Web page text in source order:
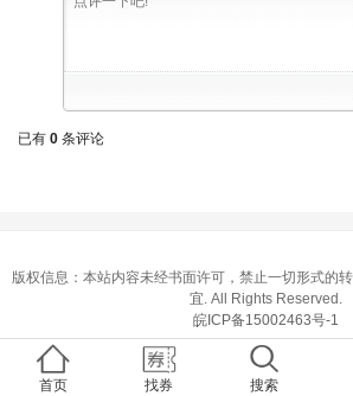
已有 0 条评论
版权信息：本站内容未经书面许可，禁止一切形式的
宜. All Rights Reserved.
皖ICP备15002463号-1
首页 找券 搜索